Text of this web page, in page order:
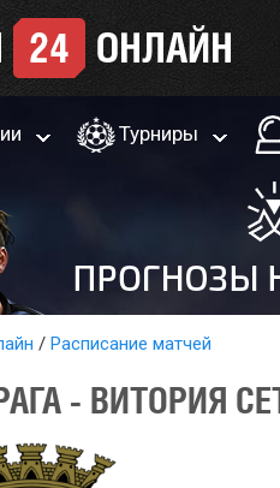
Турниры
Расписание матчей
- ВИТОРИЯ